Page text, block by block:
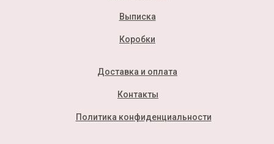
Выписка
Коробки
Политика конфиденциальности
Доставка и оплата
Контакты